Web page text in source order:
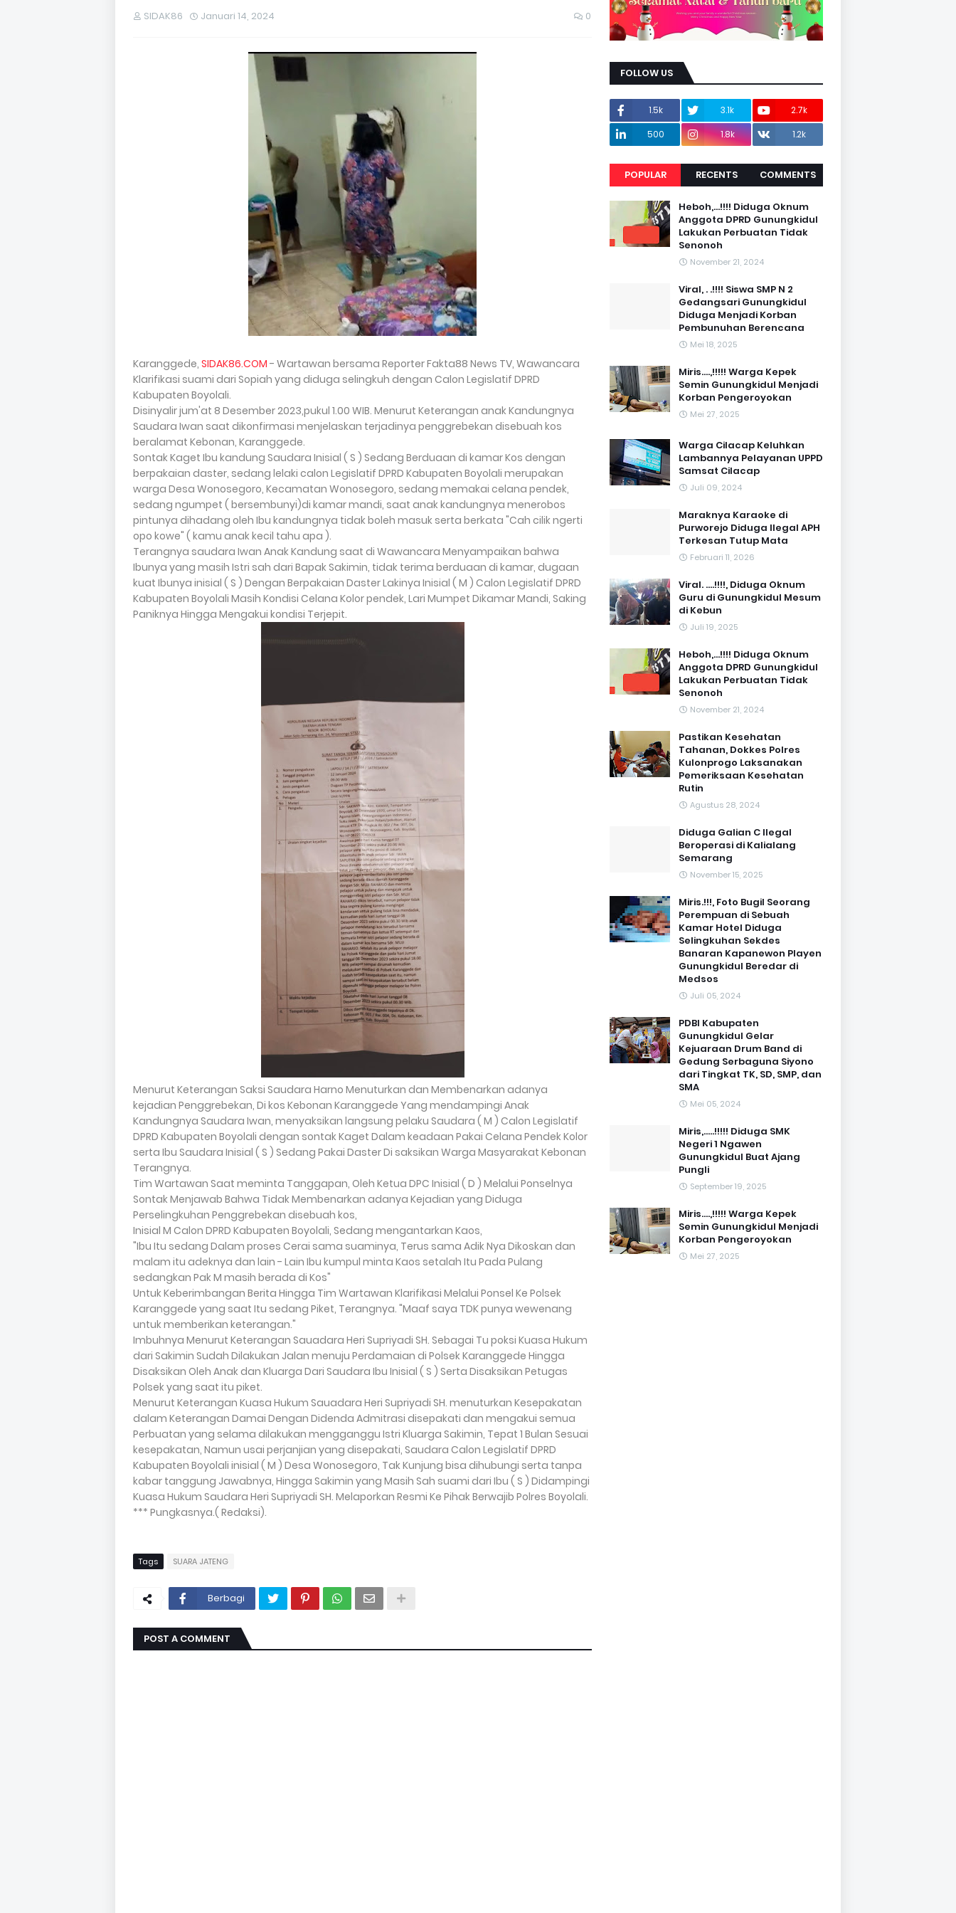
SIDAK86 Januari 14, 2024 0
Karanggede, SIDAK86.COM - Wartawan bersama Reporter Fakta88 News TV, Wawancara
Klarifikasi suami dari Sopiah yang diduga selingkuh dengan Calon Legislatif DPRD
Kabupaten Boyolali.
Disinyalir jum'at 8 Desember 2023,pukul 1.00 WIB. Menurut Keterangan anak Kandungnya
Saudara Iwan saat dikonfirmasi menjelaskan terjadinya penggrebekan disebuah kos
beralamat Kebonan, Karanggede.
Sontak Kaget Ibu kandung Saudara Inisial ( S ) Sedang Berduaan di kamar Kos dengan
berpakaian daster, sedang lelaki calon Legislatif DPRD Kabupaten Boyolali merupakan
warga Desa Wonosegoro, Kecamatan Wonosegoro, sedang memakai celana pendek,
sedang ngumpet ( bersembunyi)di kamar mandi, saat anak kandungnya menerobos
pintunya dihadang oleh Ibu kandungnya tidak boleh masuk serta berkata "Cah cilik ngerti
opo kowe" ( kamu anak kecil tahu apa ).
Terangnya saudara Iwan Anak Kandung saat di Wawancara Menyampaikan bahwa
Ibunya yang masih Istri sah dari Bapak Sakimin, tidak terima berduaan di kamar, dugaan
kuat Ibunya inisial ( S ) Dengan Berpakaian Daster Lakinya Inisial ( M ) Calon Legislatif DPRD
Kabupaten Boyolali Masih Kondisi Celana Kolor pendek, Lari Mumpet Dikamar Mandi, Saking
Paniknya Hingga Mengakui kondisi Terjepit.
Menurut Keterangan Saksi Saudara Harno Menuturkan dan Membenarkan adanya
kejadian Penggrebekan, Di kos Kebonan Karanggede Yang mendampingi Anak
Kandungnya Saudara Iwan, menyaksikan langsung pelaku Saudara ( M ) Calon Legislatif
DPRD Kabupaten Boyolali dengan sontak Kaget Dalam keadaan Pakai Celana Pendek Kolor
serta Ibu Saudara Inisial ( S ) Sedang Pakai Daster Di saksikan Warga Masyarakat Kebonan
Terangnya.
Tim Wartawan Saat meminta Tanggapan, Oleh Ketua DPC Inisial ( D ) Melalui Ponselnya
Sontak Menjawab Bahwa Tidak Membenarkan adanya Kejadian yang Diduga
Perselingkuhan Penggrebekan disebuah kos,
Inisial M Calon DPRD Kabupaten Boyolali, Sedang mengantarkan Kaos,
"Ibu Itu sedang Dalam proses Cerai sama suaminya, Terus sama Adik Nya Dikoskan dan
malam itu adeknya dan lain - Lain Ibu kumpul minta Kaos setalah Itu Pada Pulang
sedangkan Pak M masih berada di Kos"
Untuk Keberimbangan Berita Hingga Tim Wartawan Klarifikasi Melalui Ponsel Ke Polsek
Karanggede yang saat Itu sedang Piket, Terangnya. "Maaf saya TDK punya wewenang
untuk memberikan keterangan."
Imbuhnya Menurut Keterangan Sauadara Heri Supriyadi SH. Sebagai Tu poksi Kuasa Hukum
dari Sakimin Sudah Dilakukan Jalan menuju Perdamaian di Polsek Karanggede Hingga
Disaksikan Oleh Anak dan Kluarga Dari Saudara Ibu Inisial ( S ) Serta Disaksikan Petugas
Polsek yang saat itu piket.
Menurut Keterangan Kuasa Hukum Sauadara Heri Supriyadi SH. menuturkan Kesepakatan
dalam Keterangan Damai Dengan Didenda Admitrasi disepakati dan mengakui semua
Perbuatan yang selama dilakukan mengganggu Istri Kluarga Sakimin, Tepat 1 Bulan Sesuai
kesepakatan, Namun usai perjanjian yang disepakati, Saudara Calon Legislatif DPRD
Kabupaten Boyolali inisial ( M ) Desa Wonosegoro, Tak Kunjung bisa dihubungi serta tanpa
kabar tanggung Jawabnya, Hingga Sakimin yang Masih Sah suami dari Ibu ( S ) Didampingi
Kuasa Hukum Saudara Heri Supriyadi SH. Melaporkan Resmi Ke Pihak Berwajib Polres Boyolali.
*** Pungkasnya.( Redaksi).
Tags SUARA JATENG
Berbagi
POST A COMMENT
FOLLOW US
1.5k 3.1k
2.7k
500
1.8k 1.2k
POPULAR RECENTS COMMENTS
Heboh,...!!!! Diduga Oknum
Anggota DPRD Gunungkidul
Lakukan Perbuatan Tidak
Senonoh
November 21, 2024
Viral, . .!!!! Siswa SMP N 2
Gedangsari Gunungkidul
Diduga Menjadi Korban
Pembunuhan Berencana
Mei 18, 2025
Miris....,!!!!! Warga Kepek
Semin Gunungkidul Menjadi
Korban Pengeroyokan
Mei 27, 2025
Warga Cilacap Keluhkan
Lambannya Pelayanan UPPD
Samsat Cilacap
Juli 09, 2024
Maraknya Karaoke di
Purworejo Diduga Ilegal APH
Terkesan Tutup Mata
Februari 11, 2026
Viral. ....!!!!, Diduga Oknum
Guru di Gunungkidul Mesum
di Kebun
Juli 19, 2025
Heboh,...!!!! Diduga Oknum
Anggota DPRD Gunungkidul
Lakukan Perbuatan Tidak
Senonoh
November 21, 2024
Pastikan Kesehatan
Tahanan, Dokkes Polres
Kulonprogo Laksanakan
Pemeriksaan Kesehatan
Rutin
Agustus 28, 2024
Diduga Galian C Ilegal
Beroperasi di Kalialang
Semarang
November 15, 2025
Miris.!!!, Foto Bugil Seorang
Perempuan di Sebuah
Kamar Hotel Diduga
Selingkuhan Sekdes
Banaran Kapanewon Playen
Gunungkidul Beredar di
Medsos
Juli 05, 2024
PDBI Kabupaten
Gunungkidul Gelar
Kejuaraan Drum Band di
Gedung Serbaguna Siyono
dari Tingkat TK, SD, SMP, dan
SMA
Mei 05, 2024
Miris,.....!!!!! Diduga SMK
Negeri 1 Ngawen
Gunungkidul Buat Ajang
Pungli
September 19, 2025
Miris....,!!!!! Warga Kepek
Semin Gunungkidul Menjadi
Korban Pengeroyokan
Mei 27, 2025